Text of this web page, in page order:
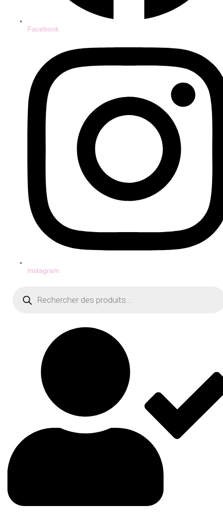
Facebook
Instagram
produits